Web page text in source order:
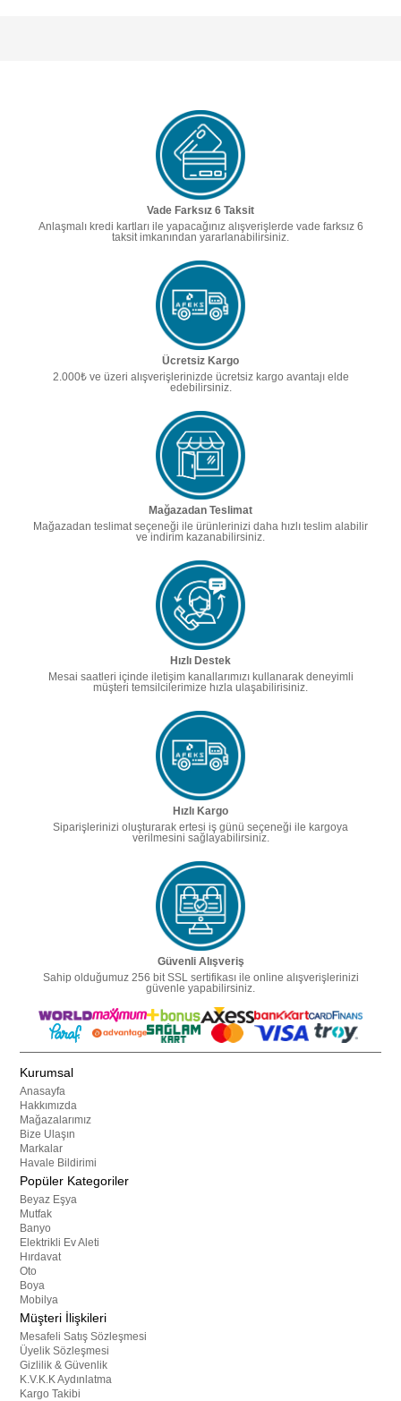
Vade Farksız 6 Taksit
Anlaşmalı kredi kartları ile yapacağınız alışverişlerde vade farksız 6
taksit imkanından yararlanabilirsiniz.
Ücretsiz Kargo
2.000₺ ve üzeri alışverişlerinizde ücretsiz kargo avantajı elde
edebilirsiniz.
Mağazadan Teslimat
Mağazadan teslimat seçeneği ile ürünlerinizi daha hızlı teslim alabilir
ve indirim kazanabilirsiniz.
Hızlı Destek
Mesai saatleri içinde iletişim kanallarımızı kullanarak deneyimli
müşteri temsilcilerimize hızla ulaşabilirisiniz.
Hızlı Kargo
Siparişlerinizi oluşturarak ertesi iş günü seçeneği ile kargoya
verilmesini sağlayabilirsiniz.
Güvenli Alışveriş
Sahip olduğumuz 256 bit SSL sertifikası ile online alışverişlerinizi
güvenle yapabilirsiniz.
Kurumsal
Anasayfa
Hakkımızda
Mağazalarımız
Bize Ulaşın
Markalar
Havale Bildirimi
Popüler Kategoriler
Beyaz Eşya
Mutfak
Banyo
Elektrikli Ev Aleti
Hırdavat
Oto
Boya
Mobilya
Müşteri İlişkileri
Mesafeli Satış Sözleşmesi
Üyelik Sözleşmesi
Gizlilik & Güvenlik
K.V.K.K Aydınlatma
Kargo Takibi